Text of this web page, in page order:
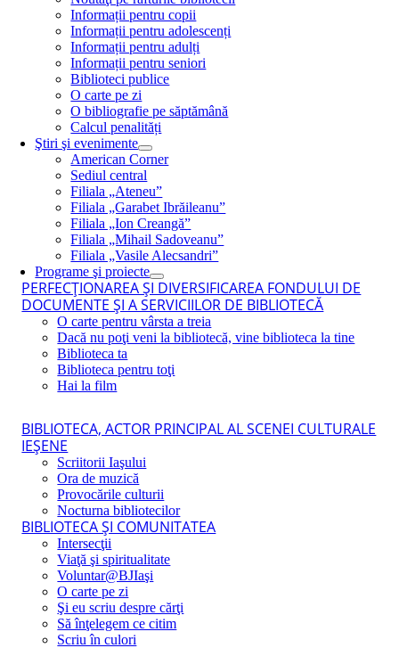
Informații pentru copii
Informații pentru adolescenți
Informații pentru adulți
Informații pentru seniori
Biblioteci publice
O carte pe zi
O bibliografie pe săptămână
Calcul penalități
Ştiri şi evenimente
American Corner
Sediul central
Filiala „Ateneu”
Filiala „Garabet Ibrăileanu”
Filiala „Ion Creangă”
Filiala „Mihail Sadoveanu”
Filiala „Vasile Alecsandri”
Programe şi proiecte
PERFECŢIONAREA ŞI DIVERSIFICAREA FONDULUI DE
DOCUMENTE ŞI A SERVICIILOR DE BIBLIOTECĂ
O carte pentru vârsta a treia
Dacă nu poţi veni la bibliotecă, vine biblioteca la tine
Biblioteca ta
Biblioteca pentru toţi
Hai la film
BIBLIOTECA, ACTOR PRINCIPAL AL SCENEI CULTURALE
IEŞENE
Scriitorii Iaşului
Ora de muzică
Provocările culturii
Nocturna bibliotecilor
BIBLIOTECA ŞI COMUNITATEA
Intersecţii
Viaţă şi spiritualitate
Voluntar@BJIaşi
O carte pe zi
Şi eu scriu despre cărţi
Să înţelegem ce citim
Scriu în culori